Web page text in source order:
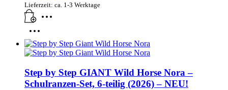
Lieferzeit: ca. 1-3 Werktage
Step by Step GIANT Wild Horse Nora –
Schulranzen-Set, 6-teilig (2026) – NEU!